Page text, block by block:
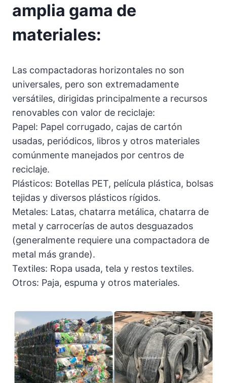
amplia gama de
materiales:
Las compactadoras horizontales no son
universales, pero son extremadamente
versátiles, dirigidas principalmente a recursos
renovables con valor de reciclaje:
Papel: Papel corrugado, cajas de cartón
usadas, periódicos, libros y otros materiales
comúnmente manejados por centros de
reciclaje.
Plásticos: Botellas PET, película plástica, bolsas
tejidas y diversos plásticos rígidos.
Metales: Latas, chatarra metálica, chatarra de
metal y carrocerías de autos desguazados
(generalmente requiere una compactadora de
metal más grande).
Textiles: Ropa usada, tela y restos textiles.
Otros: Paja, espuma y otros materiales.